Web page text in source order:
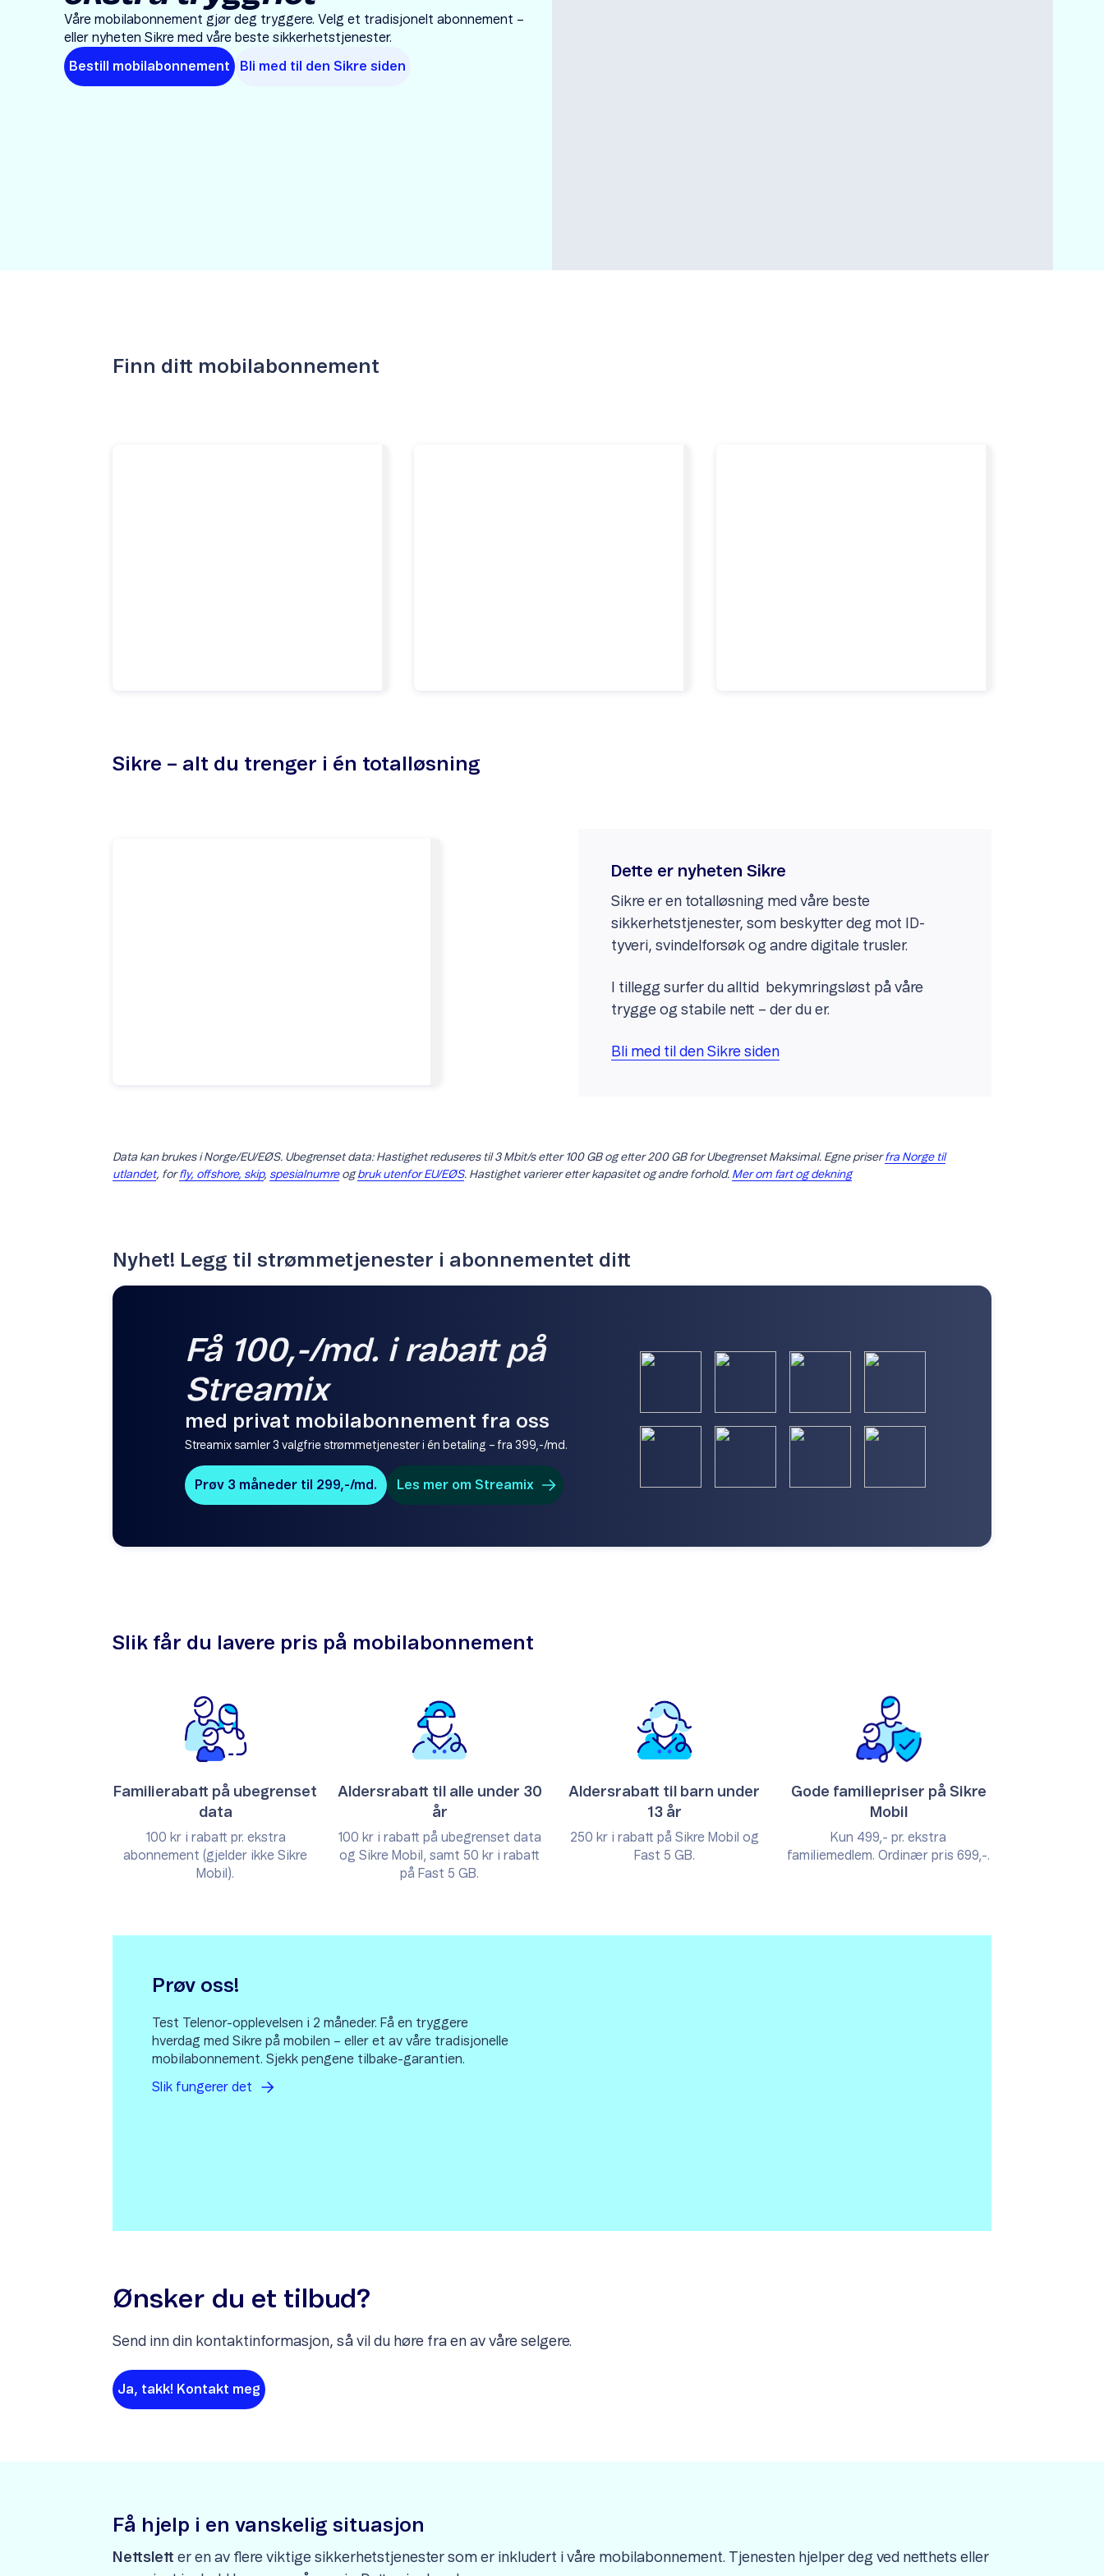
Våre mobilabonnement gjør deg tryggere. Velg et tradisjonelt abonnement –
eller nyheten Sikre med våre beste sikkerhetstjenester.
Bestill mobilabonnement Bli med til den Sikre siden
Finn ditt mobilabonnement
Sikre – alt du trenger i én totalløsning
Dette er nyheten Sikre
Sikre er en totalløsning med våre beste
sikkerhetstjenester, som beskytter deg mot ID-
tyveri, svindelforsøk og andre digitale trusler.
I tillegg surfer du alltid bekymringsløst på våre
trygge og stabile nett – der du er.
Bli med til den Sikre siden
Data kan brukes i Norge/EU/EØS. Ubegrenset data: Hastighet reduseres til 3 Mbit/s etter 100 GB og etter 200 GB for Ubegrenset Maksimal. Egne priserfra Norge til
utlandet, forfly, offshore, skip, spesialnumreogbruk utenfor EU/EØS. Hastighet varierer etter kapasitet og andre forhold. Mer om fart og dekning
Nyhet! Legg til strømmetjenester i abonnementet ditt
Få 100,-/md. i rabatt på
Streamix
med privat mobilabonnement fra oss
Streamix samler 3 valgfrie strømmetjenester i én betaling – fra 399,-/md.
Prøv 3 måneder til 299,-/md. Les mer om Streamix
Slik får du lavere pris på mobilabonnement
Familierabatt på ubegrenset
data
100 kr i rabatt pr. ekstra
abonnement (gjelder ikke Sikre
Mobil).
Aldersrabatt til alle under 30
år
100 kr i rabatt på ubegrenset data
og Sikre Mobil, samt 50 kr i rabatt
på Fast 5 GB.
Aldersrabatt til barn under
13 år
250 kr i rabatt på Sikre Mobil og
Fast 5 GB.
Gode familiepriser på Sikre
Mobil
Kun 499,- pr. ekstra
familiemedlem. Ordinær pris 699,-.
Prøv oss!
Test Telenor-opplevelsen i 2 måneder. Få en tryggere
hverdag med Sikre på mobilen – eller et av våre tradisjonelle
mobilabonnement. Sjekk pengene tilbake-garantien.
Slik fungererdet
Ønsker du et tilbud?
Send inn din kontaktinformasjon, så vil du høre fra en av våre selgere.
Ja, takk! Kontakt meg
Få hjelp i en vanskelig situasjon
Nettslett er en av flere viktige sikkerhetstjenester som er inkludert i våre mobilabonnement. Tjenesten hjelper deg ved netthets eller